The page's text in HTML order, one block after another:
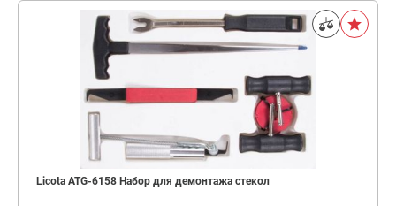
Сначала дороже
Licota ATG-6158 Набор для демонтажа стекол